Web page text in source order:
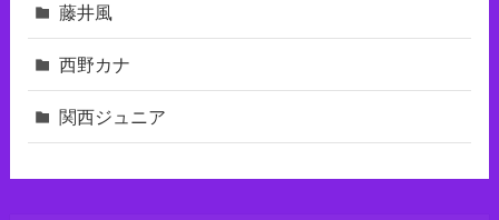
藤井風
西野カナ
関西ジュニア